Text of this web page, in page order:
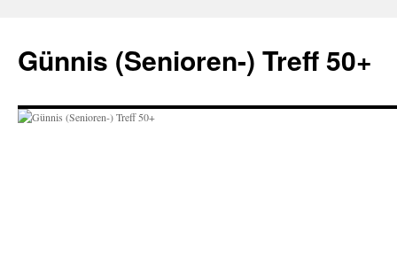
springen
Günnis (Senioren-) Treff 50+